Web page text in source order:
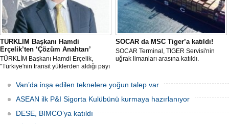
TÜRKLİM Başkanı Hamdi
Erçelik’ten ‘Çözüm Anahtarı’
TÜRKLİM Başkanı Hamdi Erçelik,
"Türkiye'nin transit yüklerden aldığı payı
eşgüdümünü güçlendirmeli; liman,
demiryolu, kara yolu ve dijital altyapı
yatırımlarını bütüncül bir anlayışla
hayata geçirmeliyiz" dedi.
SOCAR da MSC Tiger’a katıldı!
SOCAR Terminal, TIGER Servisi'nin
uğrak limanları arasına katıldı.
Van’da inşa edilen teknelere yoğun talep var
ASEAN ilk P&I Sigorta Kulübünü kurmaya hazırlanıyor
DESE, BIMCO’ya katıldı